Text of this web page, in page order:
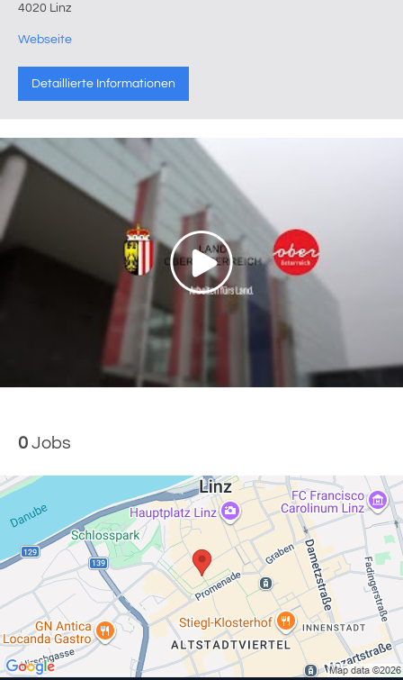
4020 Linz
Webseite
Detaillierte Informationen
0 Jobs